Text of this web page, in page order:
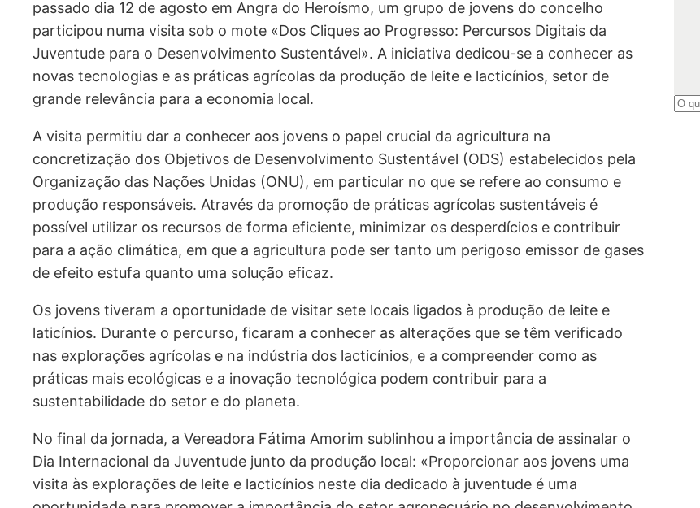
passado dia 12 de agosto em Angra do Heroísmo, um grupo de jovens do concelho
participou numa visita sob o mote «Dos Cliques ao Progresso: Percursos Digitais da
Juventude para o Desenvolvimento Sustentável». A iniciativa dedicou-se a conhecer as
novas tecnologias e as práticas agrícolas da produção de leite e lacticínios, setor de
grande relevância para a economia local.
A visita permitiu dar a conhecer aos jovens o papel crucial da agricultura na
concretização dos Objetivos de Desenvolvimento Sustentável (ODS) estabelecidos pela
Organização das Nações Unidas (ONU), em particular no que se refere ao consumo e
produção responsáveis. Através da promoção de práticas agrícolas sustentáveis é
possível utilizar os recursos de forma eficiente, minimizar os desperdícios e contribuir
para a ação climática, em que a agricultura pode ser tanto um perigoso emissor de gases
de efeito estufa quanto uma solução eficaz.
Os jovens tiveram a oportunidade de visitar sete locais ligados à produção de leite e
laticínios. Durante o percurso, ficaram a conhecer as alterações que se têm verificado
nas explorações agrícolas e na indústria dos lacticínios, e a compreender como as
práticas mais ecológicas e a inovação tecnológica podem contribuir para a
sustentabilidade do setor e do planeta.
No final da jornada, a Vereadora Fátima Amorim sublinhou a importância de assinalar o
Dia Internacional da Juventude junto da produção local: «Proporcionar aos jovens uma
visita às explorações de leite e lacticínios neste dia dedicado à juventude é uma
P